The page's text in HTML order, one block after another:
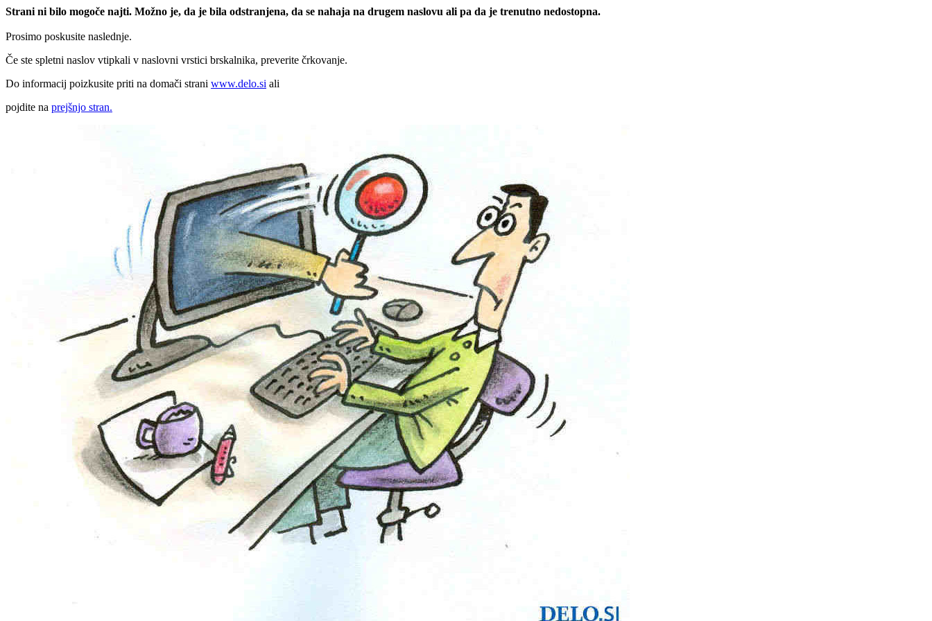
Strani ni bilo mogoče najti. Možno je, da je bila odstranjena, da se nahaja na drugem naslovu ali pa da je trenutno nedostopna.
Prosimo poskusite naslednje.
Če ste spletni naslov vtipkali v naslovni vrstici brskalnika, preverite črkovanje.
Do informacij poizkusite priti na domači strani www.delo.si ali
pojdite na prejšnjo stran.